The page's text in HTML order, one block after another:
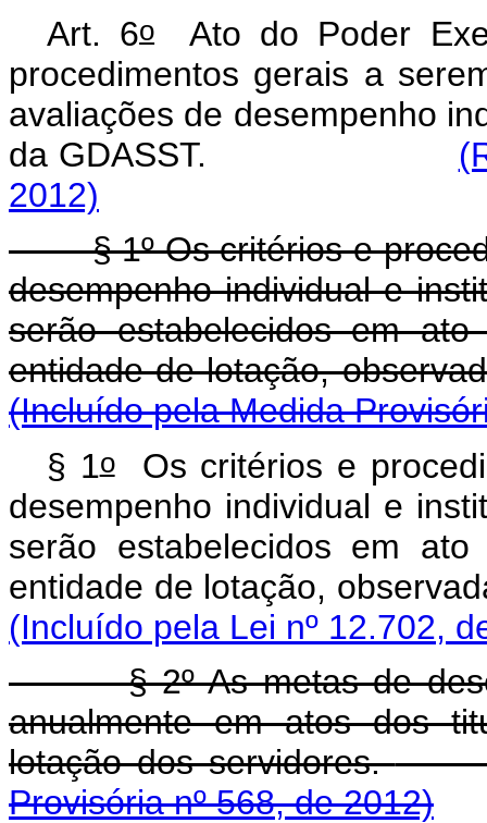
Art. 6oAto do Poder
procedimentos gerais a
avaliações de desempenho
da GDASST.
2012)
§ 1º Os critérios e
desempenho individual e
serão estabelecidos em
entidade de lotação,
(Incluído pela Medida
§ 1oOs critérios e
desempenho individual e
serão estabelecidos em
entidade de lotação,
(Incluído pela Lei nº 12.702,
§ 2º As metas de
anualmente em atos dos
lotação dos servidores.
Provisória nº 568, de 2012)